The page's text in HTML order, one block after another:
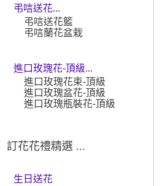
弔唁送花...
弔唁送花籃
弔唁蘭花盆栽
進口玫瑰花-頂級...
進口玫瑰花束-頂級
進口玫瑰盆花-頂級
進口玫瑰瓶裝花-頂級
訂花花禮精選 ...
生日送花